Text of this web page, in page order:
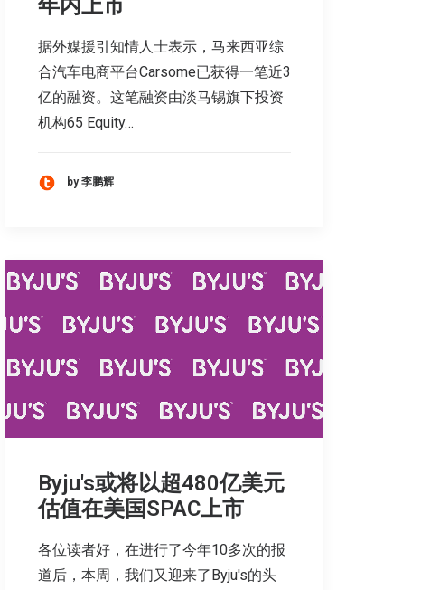
年内上市
据外媒援引知情人士表示，马来西亚综
合汽车电商平台Carsome已获得一笔近3
亿的融资。这笔融资由淡马锡旗下投资
机构65 Equity…
by 李鹏辉
Byju's或将以超480亿美元
估值在美国SPAC上市
各位读者好，在进行了今年10多次的报
道后，本周，我们又迎来了Byju's的头